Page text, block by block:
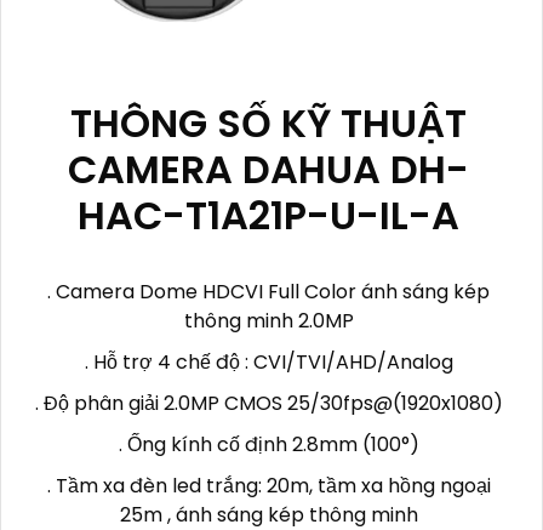
THÔNG SỐ KỸ THUẬT
CAMERA DAHUA DH-
HAC-T1A21P-U-IL-A
. Camera Dome HDCVI Full Color ánh sáng kép
thông minh 2.0MP
. Hỗ trợ 4 chế độ : CVI/TVI/AHD/Analog
. Độ phân giải 2.0MP CMOS 25/30fps@(1920x1080)
. Ống kính cố định 2.8mm (100°)
. Tầm xa đèn led trắng: 20m, tầm xa hồng ngoại
25m , ánh sáng kép thông minh